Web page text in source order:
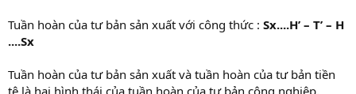
Tuần hoàn của tư bản sản xuất với công thức : Sx....H’ – T’ – H
....Sx
Tuần hoàn của tư bản sản xuất và tuần hoàn của tư bản tiền
tệ là hai hình thái của tuần hoàn của tư bản công nghiệp,